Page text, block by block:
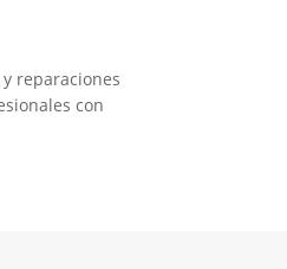
reparaciones
con